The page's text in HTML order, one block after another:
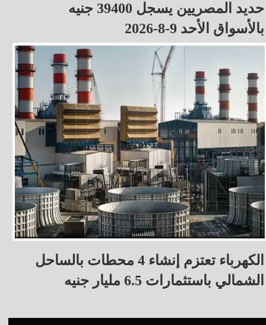
حديد المصريين يسجل 39400 جنيه
بالأسواق الأحد 9-8-2026
الكهرباء تعتزم إنشاء 4 محطات بالساحل
الشمالي باستثمارات 6.5 مليار جنيه